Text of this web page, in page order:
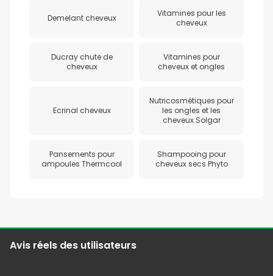
Demelant cheveux
Vitamines pour les
cheveux
Ducray chute de
cheveux
Vitamines pour
cheveux et ongles
Ecrinal cheveux
Nutricosmétiques pour
les ongles et les
cheveux Solgar
Pansements pour
ampoules Thermcool
Shampooing pour
cheveux secs Phyto
Avis réels des utilisateurs